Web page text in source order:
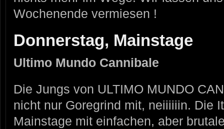
Wochenende vermiesen !
Donnerstag, Mainstage
Ultimo Mundo Cannibale
Die Jungs von ULTIMO MUNDO
nicht nur Goregrind mit, neiiiiiin. Die
Mainstage mit einfachen, aber